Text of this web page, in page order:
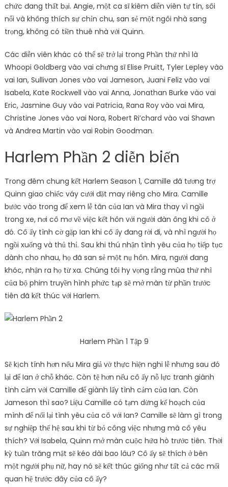
chức đang thất bại. Angie, một ca sĩ kiêm diễn viên tự tín, sôi
nổi và không thích sự chỉn chu, san sẻ một ngôi nhà sang
trọng, không có tiền thuê nhà với Quinn.
Các diễn viên khác có thể sẽ trở lại trong Phần thứ nhì là
Whoopi Goldberg vào vai chưng sĩ Elise Pruitt, Tyler Lepley vào
vai Ian, Sullivan Jones vào vai Jameson, Juani Feliz vào vai
Isabela, Kate Rockwell vào vai Anna, Jonathan Burke vào vai
Eric, Jasmine Guy vào vai Patricia, Rana Roy vào vai Mira,
Christine Jones vào vai Nora, Robert Ri’chard vào vai Shawn
và Andrea Martin vào vai Robin Goodman.
Harlem Phần 2 diễn biến
Trong đêm chung kết Harlem Season 1, Camille đã tương trợ
Quinn giao chiếc váy cưới đặt may riêng cho Mira. Camille
bước vào trong để xem lễ tân của Ian và Mira thay vì ngồi
trong xe, nơi cô mơ về việc kết hôn với người đàn ông khi cô ở
đó. Cô ấy tình cờ gặp Ian khi cô ấy đang rời đi, và nhì người họ
ngồi xuống và thủ thỉ. Sau khi thú nhận tình yêu của họ tiếp tục
dành cho nhau, họ đã san sẻ một nụ hôn. Mira, người đang
khóc, nhận ra họ từ xa. Chúng tôi hy vọng rằng mùa thứ nhì
của bộ phim truyền hình phức tạp sẽ mở màn từ phần trước
tiên đã kết thúc với Harlem.
Harlem Phần 1 Tập 9
Sẽ kịch tính hơn nếu Mira giả vờ thực hiện nghi lễ nhưng sau đó
lại để Ian ở chỗ khác. Còn tệ hơn nếu cô ấy nỗ lực tranh giành
tình cảm với Camille để giành lấy tình cảm của Ian. Còn
Jameson thì sao? Liệu Camille có tạm dừng kế hoạch của
mình để nối lại tình yêu của cô với Ian? Camille sẽ làm gì trong
sự nghiệp thế hệ sau khi từ bỏ công việc nhưng mà cô yêu
thích? Với Isabela, Quinn mở màn cuộc hứa hò trước tiên. Thời
kỳ tuần trăng mật sẽ kéo dài bao lâu? Cô ấy sẽ thích ở bên
một người phụ nữ, hay nó sẽ kết thúc giống như tất cả các mối
quan hệ trước đây của cô ấy?